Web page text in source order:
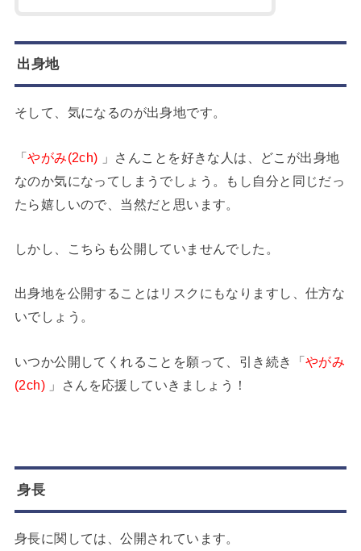
出身地
そして、気になるのが出身地です。
「やがみ(2ch) 」さんことを好きな人は、どこが出身地
なのか気になってしまうでしょう。もし自分と同じだっ
たら嬉しいので、当然だと思います。
しかし、こちらも公開していませんでした。
出身地を公開することはリスクにもなりますし、仕方な
いでしょう。
いつか公開してくれることを願って、引き続き「やがみ
(2ch)」さんを応援していきましょう！
身長
身長に関しては、公開されています。